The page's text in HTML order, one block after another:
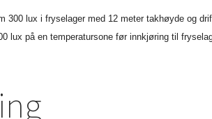
300 lux i fryselager med 12 meter takhøyde og
lux på en temperatursone før innkjøring til